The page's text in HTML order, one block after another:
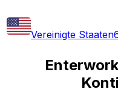
Vereinigte Staaten